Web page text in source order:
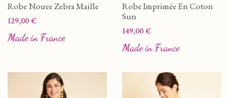
Robe Nouee Zebra Maille
Prix
129,00 €
Made in France
Robe Imprimée En Coton
Sun
Prix
149,00 €
Made in France